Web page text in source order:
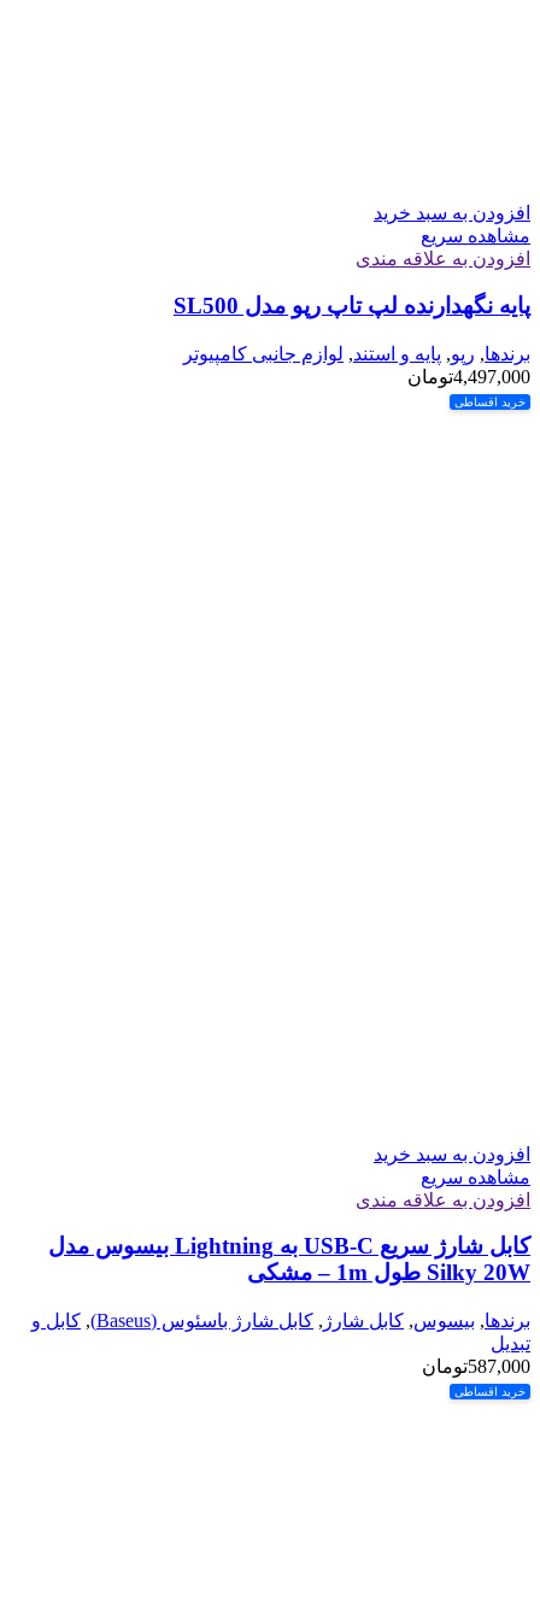
افزودن به سبد خرید
مشاهده سریع
افزودن به علاقه مندی
پایه نگهدارنده لپ تاپ رپو مدل SL500
برندها, رپو, پایه و استند, لوازم جانبی کامپیوتر
4,497,000تومان
خرید اقساطی
افزودن به سبد خرید
مشاهده سریع
افزودن به علاقه مندی
کابل شارژ سریع USB-C به Lightning بیسوس مدل
Silky 20W طول 1m – مشکی
برندها, بیسوس, کابل شارژ , کابل شارژ باسئوس (Baseus) , کابل و
تبدیل
587,000تومان
خرید اقساطی